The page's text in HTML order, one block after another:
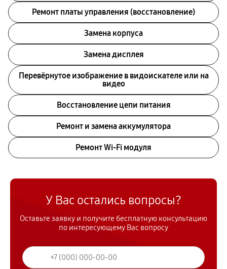
Ремонт платы управления (восстановление)
Замена корпуса
Замена дисплея
Перевёрнутое изображение в видоискателе или на
видео
Восстановление цепи питания
Ремонт и замена аккумулятора
Ремонт Wi-Fi модуля
У Вас остались вопросы?
Оставьте заявку и получите бесплатную консультацию
по интересующему Вас вопросу